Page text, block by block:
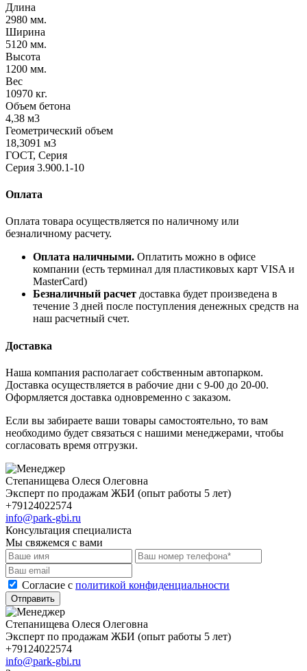
Длина
2980 мм.
Ширина
5120 мм.
Высота
1200 мм.
Вес
10970 кг.
Объем бетона
4,38 м3
Геометрический объем
18,3091 м3
ГОСТ, Серия
Серия 3.900.1-10
Оплата
Оплата товара осуществляется по наличному или
безналичному расчету.
Оплата наличными. Оплатить можно в офисе
компании (есть терминал для пластиковых карт VISA и
MasterCard)
Безналичный расчет доставка будет произведена в
течение 3 дней после поступления денежных средств на
наш расчетный счет.
Доставка
Наша компания располагает собственным автопарком.
Доставка осуществляется в рабочие дни с 9-00 до 20-00.
Оформляется доставка одновременно с заказом.
Если вы забираете ваши товары самостоятельно, то вам
необходимо будет связаться с нашими менеджерами, чтобы
согласовать время отгрузки.
Степанищева Олеся Олеговна
Эксперт по продажам ЖБИ (опыт работы 5 лет)
+79124022574
info@park-gbi.ru
Консультация специалиста
Мы свяжемся с вами
Cогласие с политикой конфиденциальности
Отправить
Степанищева Олеся Олеговна
Эксперт по продажам ЖБИ (опыт работы 5 лет)
+79124022574
info@park-gbi.ru